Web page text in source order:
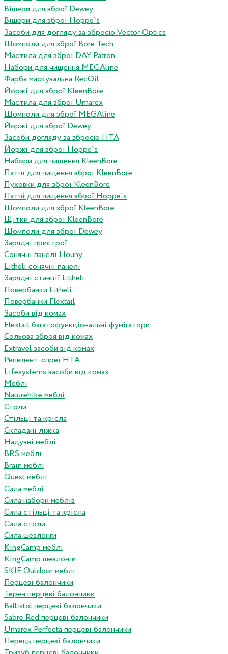
Вішери для зброї Dewey
Вішери для зброї Hoppe`s
Засоби для догляду за зброєю Vector Optics
Шомполи для зброї Bore Tech
Мастила для зброї DAY Patron
Набори для чищення MEGAline
Фарба маскувальна RecOil
Йоржі для зброї KleenBore
Мастила для зброї Umarex
Шомполи для зброї MEGAline
Йоржі для зброї Dewey
Засоби догляду за зброєю HTA
Йоржі для зброї Hoppe`s
Набори для чищення KleenBore
Патчі для чищення зброї KleenBore
Пуховки для зброї KleenBore
Патчі для чищення зброї Hoppe`s
Шомполи для зброї KleenBore
Щітки для зброї KleenBore
Шомполи для зброї Dewey
Зарядні пристрої
Сонячні панелі Houny
Litheli сонячні панелі
Зарядні станції Litheli
Повербанки Litheli
Повербанки Flextail
Засоби від комах
Flextail багатофункціональні фумігатори
Сольова зброя від комах
Extravel засоби від комах
Репелент-спреї HTA
Lifesystems засоби від комах
Меблі
Naturehike меблі
Столи
Стільці та крісла
Складані ліжка
Надувні меблі
BRS меблі
Brain меблі
Quest меблі
Сила меблі
Сила набори меблів
Сила стільці та крісла
Сила столи
Сила шезлонги
KingCamp меблі
KingCamp шезлонги
SKIF Outdoor меблі
Перцеві балончики
Терен перцеві балончики
Ballistol перцеві балончики
Sabre Red перцеві балончики
Umarex Perfecta перцеві балончики
Перець перцеві балончики